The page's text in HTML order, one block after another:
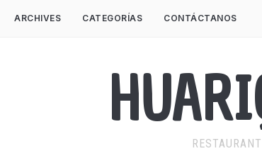
ARCHIVES CATEGORÍAS CONTÁCTANOS